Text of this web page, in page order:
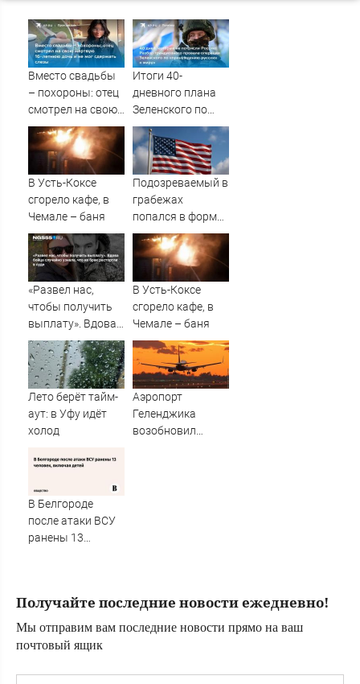
Вместо свадьбы
– похороны: отец
смотрел на свою
мертвую 16-
летнюю дочь и не
мог сдержать
слезы
Итоги 40-
дневного плана
Зеленского по
принуждению к
миру: как
ответила Россия,
полный разбор
провала
военкора Коца
В Усть-Коксе
сгорело кафе, в
Чемале – баня
Подозреваемый в
грабежах
попался в форме
охранника перед
новым налетом
«Развел нас,
чтобы получить
выплату». Вдова
бойца случайно
узнала, что их
брак расторгли в
суде
В Усть-Коксе
сгорело кафе, в
Чемале – баня
Лето берёт тайм-
аут: в Уфу идёт
холод
Аэропорт
Геленджика
возобновил
В Белгороде
после атаки ВСУ
ранены 13
Получайте последние новости ежедневно!
Мы отправим вам последние новости прямо на ваш
почтовый ящик